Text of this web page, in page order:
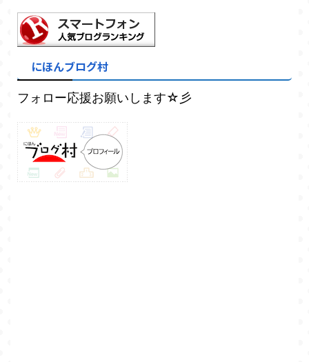
にほんブログ村
フォロー応援お願いします☆彡